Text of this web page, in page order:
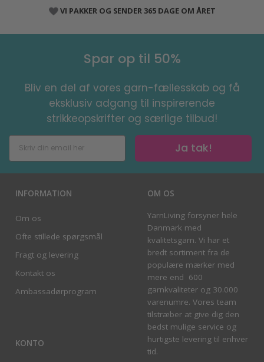
VI PAKKER OG SENDER 365 DAGE OM ÅRET
Spar op til 50%
Bliv en del af vores garn-fællesskab og få
eksklusiv adgang til inspirerende
strikkeopskrifter og særlige tilbud!
Ja tak!
INFORMATION
Om os
Ofte stillede spørgsmål
Fragt og levering
Kontakt os
Ambassadørprogram
KONTO
OM OS
YarnLiving forsyner hele
Danmark med
kvalitetsgarn. Vi har et
bredt sortiment fra de
populære mærker med
mere end 600
garnkvaliteter og 30.000
varenumre. Vores team
tilstræber at give dig den
bedst mulige service og
hurtigste levering til enhver
tid.